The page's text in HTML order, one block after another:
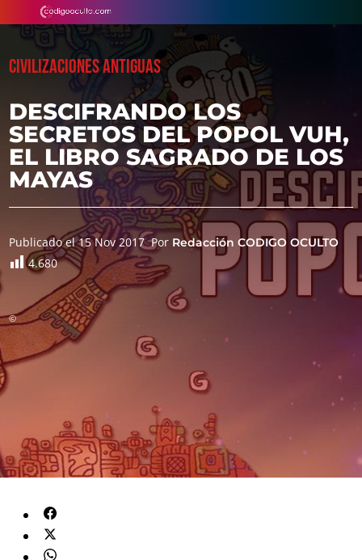
CIVILIZACIONES ANTIGUAS
DESCIFRANDO LOS
SECRETOS DEL POPOL VUH,
EL LIBRO SAGRADO DE LOS
MAYAS
Publicado el 15 Nov 2017 Por Redacción CODIGO OCULTO
4.680
©